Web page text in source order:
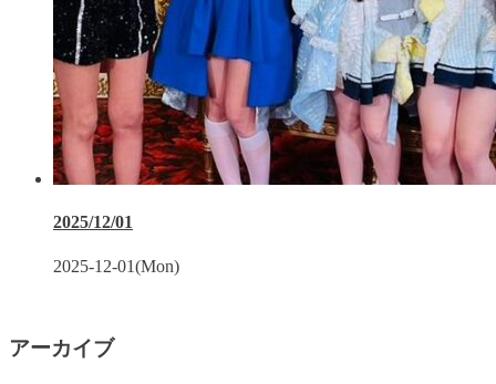
2025/12/01
2025-12-01(Mon)
アーカイブ